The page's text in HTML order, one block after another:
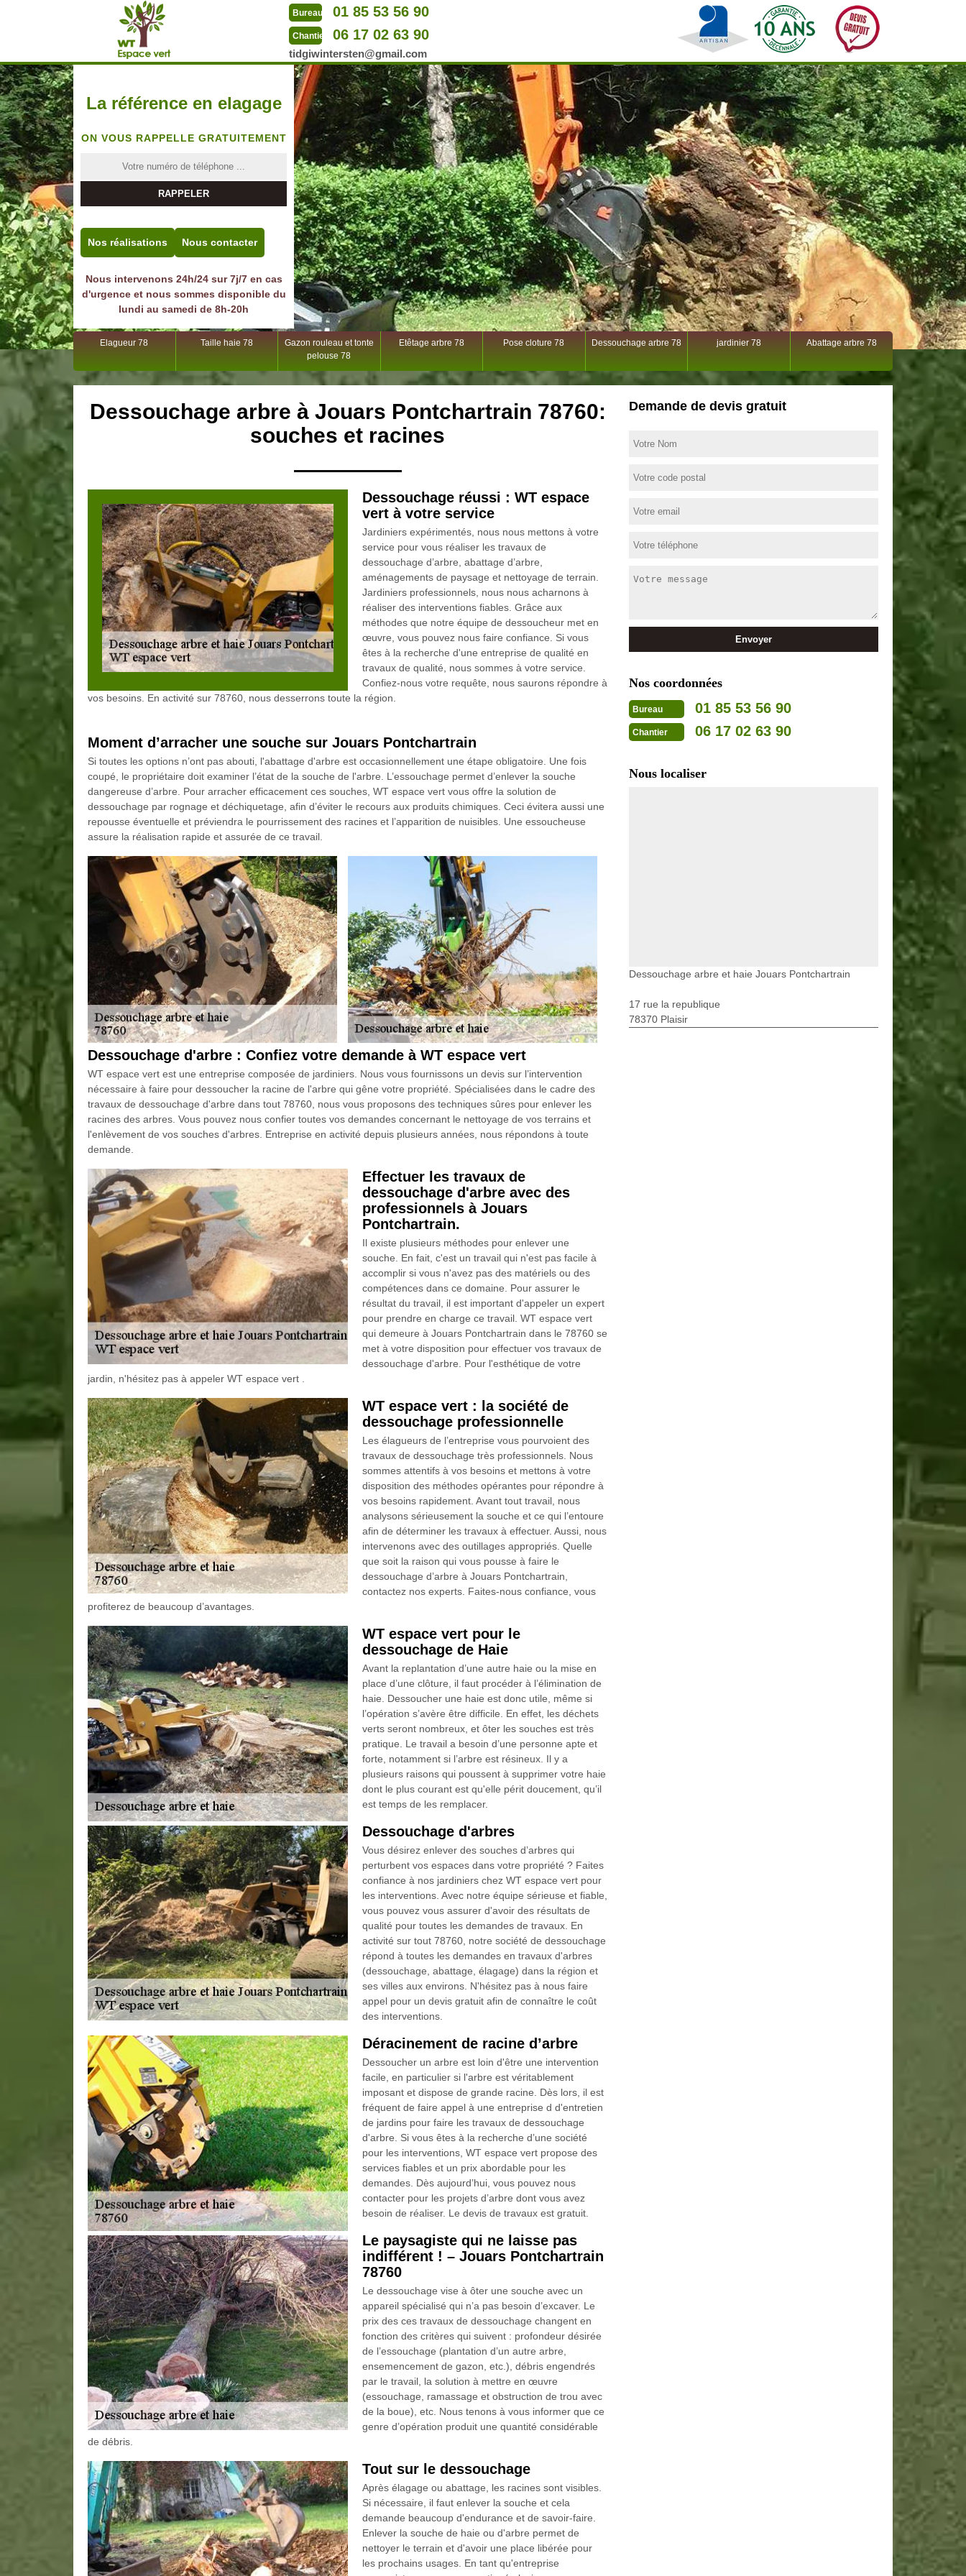
Bureau 01 85 53 56 90
Chantier 06 17 02 63 90
tidgiwintersten@gmail.com
La référence en elagage
ON VOUS RAPPELLE GRATUITEMENT
Nos réalisations Nous contacter
Nous intervenons 24h/24 sur 7j/7 en cas
d'urgence et nous sommes disponible du
lundi au samedi de 8h-20h
Elagueur 78 Taille haie 78
Gazon rouleau et tonte
pelouse 78
Etêtage arbre 78 Pose cloture 78 Dessouchage arbre 78 jardinier 78 Abattage arbre 78
Dessouchage arbre à Jouars Pontchartrain 78760:
souches et racines
Dessouchage réussi : WT espace
vert à votre service
Jardiniers expérimentés, nous nous mettons à votre
service pour vous réaliser les travaux de
dessouchage d’arbre, abattage d’arbre,
aménagements de paysage et nettoyage de terrain.
Jardiniers professionnels, nous nous acharnons à
réaliser des interventions fiables. Grâce aux
méthodes que notre équipe de dessoucheur met en
œuvre, vous pouvez nous faire confiance. Si vous
êtes à la recherche d'une entreprise de qualité en
travaux de qualité, nous sommes à votre service.
Confiez-nous votre requête, nous saurons répondre à
vos besoins. En activité sur 78760, nous desserrons toute la région.
Moment d’arracher une souche sur Jouars Pontchartrain
Si toutes les options n’ont pas abouti, l'abattage d'arbre est occasionnellement une étape obligatoire. Une fois
coupé, le propriétaire doit examiner l’état de la souche de l'arbre. L’essouchage permet d’enlever la souche
dangereuse d’arbre. Pour arracher efficacement ces souches, WT espace vert vous offre la solution de
dessouchage par rognage et déchiquetage, afin d’éviter le recours aux produits chimiques. Ceci évitera aussi une
repousse éventuelle et préviendra le pourrissement des racines et l’apparition de nuisibles. Une essoucheuse
assure la réalisation rapide et assurée de ce travail.
Dessouchage d'arbre : Confiez votre demande à WT espace vert
WT espace vert est une entreprise composée de jardiniers. Nous vous fournissons un devis sur l’intervention
nécessaire à faire pour dessoucher la racine de l'arbre qui gêne votre propriété. Spécialisées dans le cadre des
travaux de dessouchage d'arbre dans tout 78760, nous vous proposons des techniques sûres pour enlever les
racines des arbres. Vous pouvez nous confier toutes vos demandes concernant le nettoyage de vos terrains et
l'enlèvement de vos souches d'arbres. Entreprise en activité depuis plusieurs années, nous répondons à toute
demande.
Effectuer les travaux de
dessouchage d'arbre avec des
professionnels à Jouars
Pontchartrain.
Il existe plusieurs méthodes pour enlever une
souche. En fait, c'est un travail qui n'est pas facile à
accomplir si vous n'avez pas des matériels ou des
compétences dans ce domaine. Pour assurer le
résultat du travail, il est important d'appeler un expert
pour prendre en charge ce travail. WT espace vert
qui demeure à Jouars Pontchartrain dans le 78760 se
met à votre disposition pour effectuer vos travaux de
dessouchage d'arbre. Pour l'esthétique de votre
jardin, n'hésitez pas à appeler WT espace vert .
WT espace vert : la société de
dessouchage professionnelle
Les élagueurs de l’entreprise vous pourvoient des
travaux de dessouchage très professionnels. Nous
sommes attentifs à vos besoins et mettons à votre
disposition des méthodes opérantes pour répondre à
vos besoins rapidement. Avant tout travail, nous
analysons sérieusement la souche et ce qui l’entoure
afin de déterminer les travaux à effectuer. Aussi, nous
intervenons avec des outillages appropriés. Quelle
que soit la raison qui vous pousse à faire le
dessouchage d’arbre à Jouars Pontchartrain,
contactez nos experts. Faites-nous confiance, vous
profiterez de beaucoup d’avantages.
WT espace vert pour le
dessouchage de Haie
Avant la replantation d’une autre haie ou la mise en
place d’une clôture, il faut procéder à l’élimination de
haie. Dessoucher une haie est donc utile, même si
l’opération s’avère être difficile. En effet, les déchets
verts seront nombreux, et ôter les souches est très
pratique. Le travail a besoin d’une personne apte et
forte, notamment si l’arbre est résineux. Il y a
plusieurs raisons qui poussent à supprimer votre haie
dont le plus courant est qu'elle périt doucement, qu’il
est temps de les remplacer.
Dessouchage d'arbres
Vous désirez enlever des souches d’arbres qui
perturbent vos espaces dans votre propriété ? Faites
confiance à nos jardiniers chez WT espace vert pour
les interventions. Avec notre équipe sérieuse et fiable,
vous pouvez vous assurer d'avoir des résultats de
qualité pour toutes les demandes de travaux. En
activité sur tout 78760, notre société de dessouchage
répond à toutes les demandes en travaux d'arbres
(dessouchage, abattage, élagage) dans la région et
ses villes aux environs. N'hésitez pas à nous faire
appel pour un devis gratuit afin de connaître le coût
des interventions.
Déracinement de racine d’arbre
Dessoucher un arbre est loin d'être une intervention
facile, en particulier si l'arbre est véritablement
imposant et dispose de grande racine. Dès lors, il est
fréquent de faire appel à une entreprise d d'entretien
de jardins pour faire les travaux de dessouchage
d'arbre. Si vous êtes à la recherche d’une société
pour les interventions, WT espace vert propose des
services fiables et un prix abordable pour les
demandes. Dès aujourd’hui, vous pouvez nous
contacter pour les projets d’arbre dont vous avez
besoin de réaliser. Le devis de travaux est gratuit.
Le paysagiste qui ne laisse pas
indifférent ! – Jouars Pontchartrain
78760
Le dessouchage vise à ôter une souche avec un
appareil spécialisé qui n’a pas besoin d’excaver. Le
prix des ces travaux de dessouchage changent en
fonction des critères qui suivent : profondeur désirée
de l’essouchage (plantation d’un autre arbre,
ensemencement de gazon, etc.), débris engendrés
par le travail, la solution à mettre en œuvre
(essouchage, ramassage et obstruction de trou avec
de la boue), etc. Nous tenons à vous informer que ce
genre d’opération produit une quantité considérable
de débris.
Tout sur le dessouchage
Après élagage ou abattage, les racines sont visibles.
Si nécessaire, il faut enlever la souche et cela
demande beaucoup d'endurance et de savoir-faire.
Enlever la souche de haie ou d'arbre permet de
nettoyer le terrain et d'avoir une place libérée pour
les prochains usages. En tant qu'entreprise
Demande de devis gratuit
Nos coordonnées
Bureau 01 85 53 56 90
Chantier 06 17 02 63 90
Nous localiser
Dessouchage arbre et haie Jouars Pontchartrain
17 rue la republique
78370 Plaisir